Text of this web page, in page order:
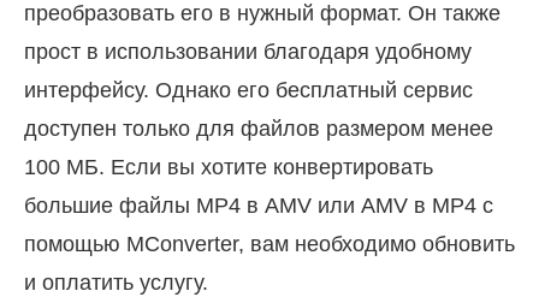
преобразовать его в нужный формат. Он также
прост в использовании благодаря удобному
интерфейсу. Однако его бесплатный сервис
доступен только для файлов размером менее
100 МБ. Если вы хотите конвертировать
большие файлы MP4 в AMV или AMV в MP4 с
помощью MConverter, вам необходимо обновить
и оплатить услугу.